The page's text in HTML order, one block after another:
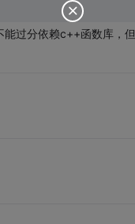
过分依赖c++函数库，